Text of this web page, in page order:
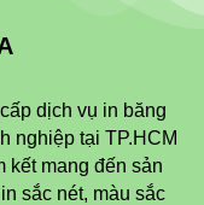
dịch vụ in băng
nghiệp tại TP.HCM
kết mang đến sản
sắc nét, màu sắc